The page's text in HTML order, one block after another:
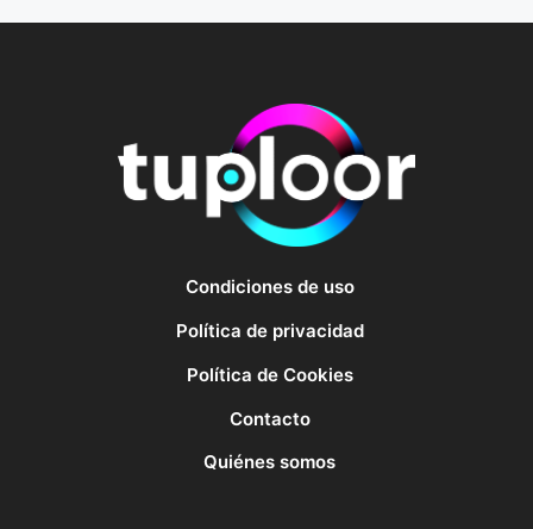
Condiciones de uso
Política de privacidad
Política de Cookies
Contacto
Quiénes somos